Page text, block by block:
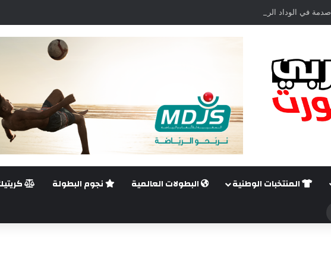
صدمة في الوداد الرياضي.. غيليرمي فيريرا يقترب من الجراحة بعد قطع في الرباط الصليبي
المنتخبات الوطنية البطولات العالمية نجوم البطولة